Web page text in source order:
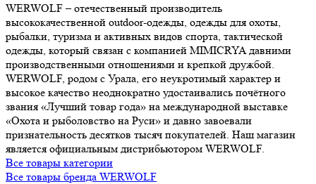
WERWOLF – отечественный производитель
высококачественной outdoor-одежды, одежды для охоты,
рыбалки, туризма и активных видов спорта, тактической
одежды, который связан с компанией MIMICRYA давними
производственными отношениями и крепкой дружбой.
WERWOLF, родом с Урала, его неукротимый характер и
высокое качество неоднократно удостаивались почётного
звания «Лучший товар года» на международной выставке
«Охота и рыболовство на Руси» и давно завоевали
признательность десятков тысяч покупателей. Наш магазин
является официальным дистрибьютором WERWOLF.
Все товары категории
Все товары бренда WERWOLF